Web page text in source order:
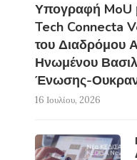
Υπογραφή MoU
Tech Connecta
του Διαδρόμου
Ηνωμένου
Ένωσης-
16 Ιουλίου, 2026